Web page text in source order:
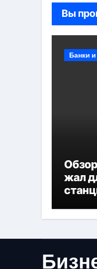
Вы
Банки
жал